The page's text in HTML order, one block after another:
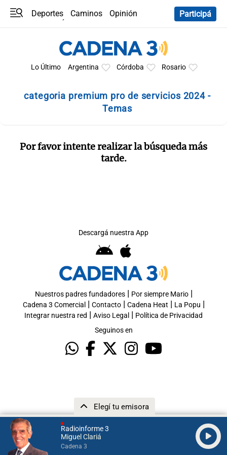
Radioinforme 3
Miguel Clariá
Cadena 3
Elegí tu emisora
Deportes Caminos
Opinión
Participá
Lo Último Argentina Córdoba Rosario
categoria premium pro de servicios 2024 -
Temas
Por favor intente realizar la búsqueda más
tarde.
Descargá nuestra App
Nuestros padres fundadores| Por siempre Mario|
Cadena 3 Comercial | Contacto| Cadena Heat | La Popu |
Integrar nuestra red | Aviso Legal | Política de Privacidad
Seguinos en